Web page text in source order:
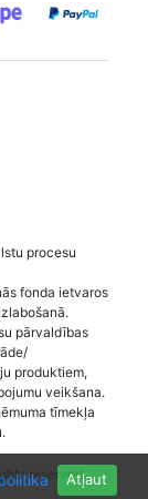
Atļaut
procesu
fonda ietvaros
pārvaldības
produktiem,
veikšana.
tīmekļa
reserved.